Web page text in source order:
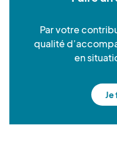
Par votre
qualité
en
Je